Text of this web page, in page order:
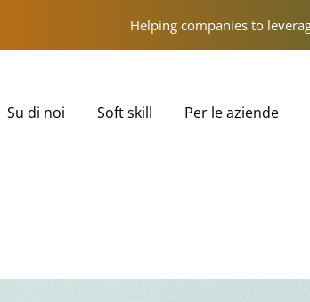
Helping companies to
Su di noi Soft skill Per le aziende